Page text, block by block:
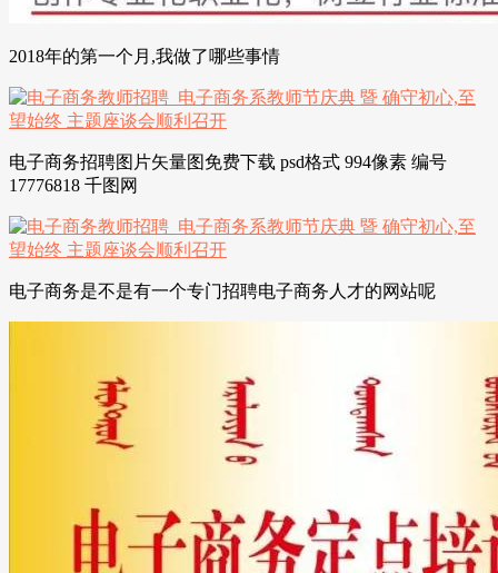
2018年的第一个月,我做了哪些事情
电子商务招聘图片矢量图免费下载 psd格式 994像素 编号
17776818 千图网
电子商务是不是有一个专门招聘电子商务人才的网站呢